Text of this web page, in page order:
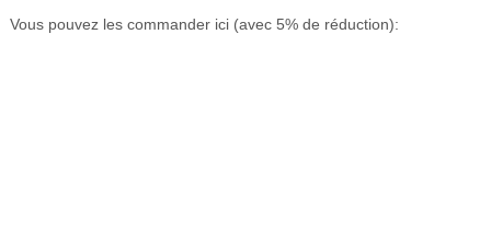
Vous pouvez les commander ici (avec 5% de réduction):